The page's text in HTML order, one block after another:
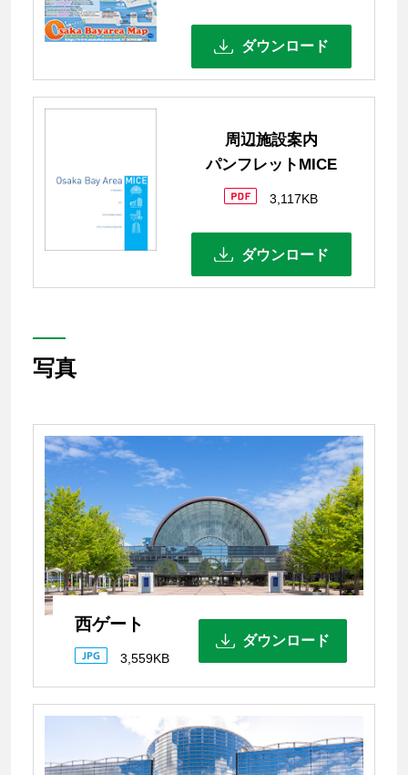
ダウンロード
周辺施設案内
パンフレットMICE
3,117KB
ダウンロード
写真
西ゲート
3,559KB
ダウンロード